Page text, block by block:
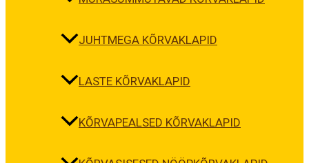
JUHTMEGA KÕRVAKLAPID
LASTE KÕRVAKLAPID
KÕRVAPEALSED KÕRVAKLAPID